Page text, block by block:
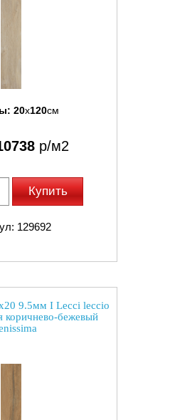
20x120см
р/м2
Купить
129692
9.5мм I Lecci leccio
коричнево-бежевый